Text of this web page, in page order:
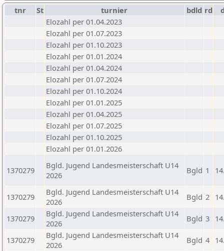
tnr St turnier bdld rd
Elozahl per 01.04.2023
Elozahl per 01.07.2023
Elozahl per 01.10.2023
Elozahl per 01.01.2024
Elozahl per 01.04.2024
Elozahl per 01.07.2024
Elozahl per 01.10.2024
Elozahl per 01.01.2025
Elozahl per 01.04.2025
Elozahl per 01.07.2025
Elozahl per 01.10.2025
Elozahl per 01.01.2026
1370279
Bgld. Jugend Landesmeisterschaft U14
2026
Bgld 1
1370279
Bgld. Jugend Landesmeisterschaft U14
2026
Bgld 2
1370279
Bgld. Jugend Landesmeisterschaft U14
2026
Bgld 3
1370279
Bgld. Jugend Landesmeisterschaft U14
2026
Bgld 4